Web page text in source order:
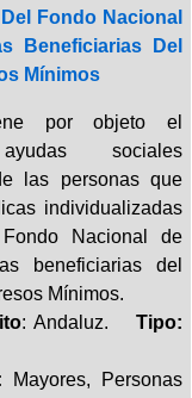
Fondo Nacional
Beneficiarias Del
Mínimos
por objeto el
sociales
las personas que
individualizadas
Nacional de
beneficiarias del
Mínimos.
: Andaluz.Tipo:
Mayores, Personas